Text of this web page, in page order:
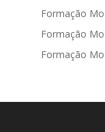
Formação
Formação
Formação